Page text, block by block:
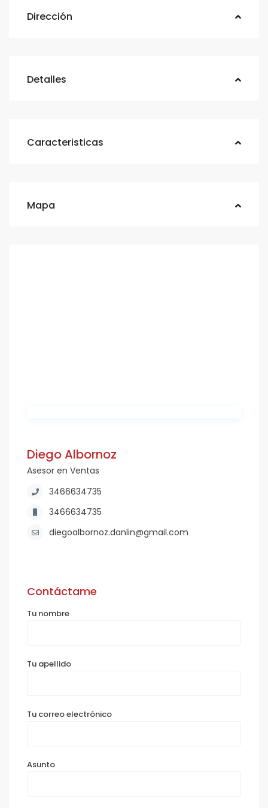
Dirección
Detalles
Caracteristicas
Mapa
Diego Albornoz
Asesor en Ventas
3466634735
3466634735
diegoalbornoz.danlin@gmail.com
Contáctame
Tu nombre
Tu apellido
Tu correo electrónico
Asunto